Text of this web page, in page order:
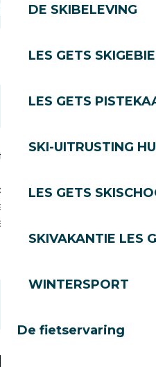
DE SKIBELEVING
LES GETS
LES GETS
SKI-UITRUSTING
LES GETS
SKIVAKANTIE LES
WINTERSPORT
De fietservaring
december 2026 -
behalve voor
verblijven van de
OVO